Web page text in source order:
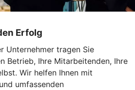
Erfolg
Unternehmer tragen Sie
Betrieb, Ihre Mitarbeitenden, Ihre
Wir helfen Ihnen mit
umfassenden